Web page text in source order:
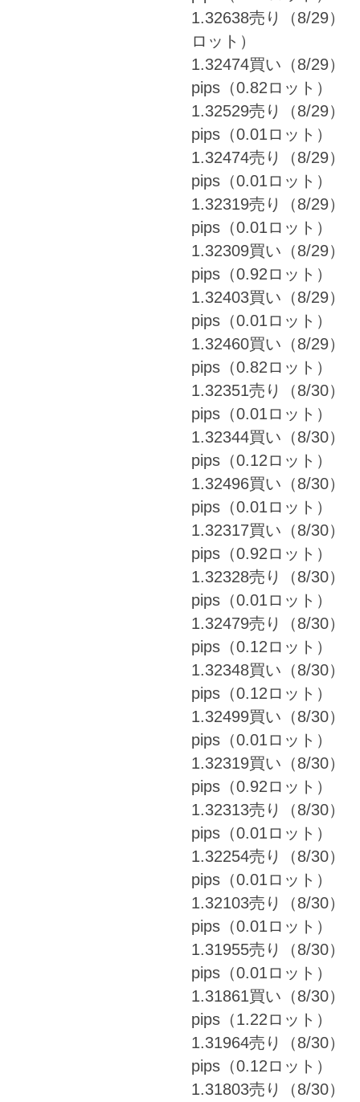
1.32638売り（8/29
ロット）
1.32474買い（8/29
pips（0.82ロット）
1.32529売り（8/29
pips（0.01ロット）
1.32474売り（8/29
pips（0.01ロット）
1.32319売り（8/29
pips（0.01ロット）
1.32309買い（8/29
pips（0.92ロット）
1.32403買い（8/29
pips（0.01ロット）
1.32460買い（8/29
pips（0.82ロット）
1.32351売り（8/30
pips（0.01ロット）
1.32344買い（8/30
pips（0.12ロット）
1.32496買い（8/30
pips（0.01ロット）
1.32317買い（8/30
pips（0.92ロット）
1.32328売り（8/30
pips（0.01ロット）
1.32479売り（8/30
pips（0.12ロット）
1.32348買い（8/30
pips（0.12ロット）
1.32499買い（8/30
pips（0.01ロット）
1.32319買い（8/30
pips（0.92ロット）
1.32313売り（8/30
pips（0.01ロット）
1.32254売り（8/30
pips（0.01ロット）
1.32103売り（8/30
pips（0.01ロット）
1.31955売り（8/30
pips（0.01ロット）
1.31861買い（8/30
pips（1.22ロット）
1.31964売り（8/30
pips（0.12ロット）
1.31803売り（8/30